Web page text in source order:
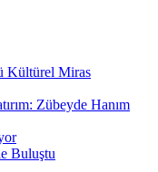
Kültürel Miras
Zübeyde Hanım
Buluştu